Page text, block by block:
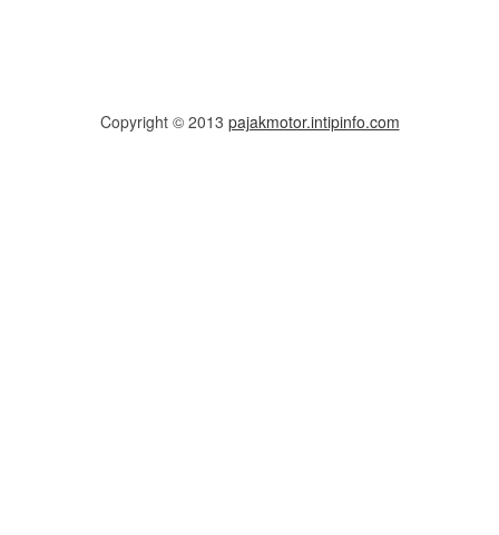
Copyright © 2013 pajakmotor.intipinfo.com